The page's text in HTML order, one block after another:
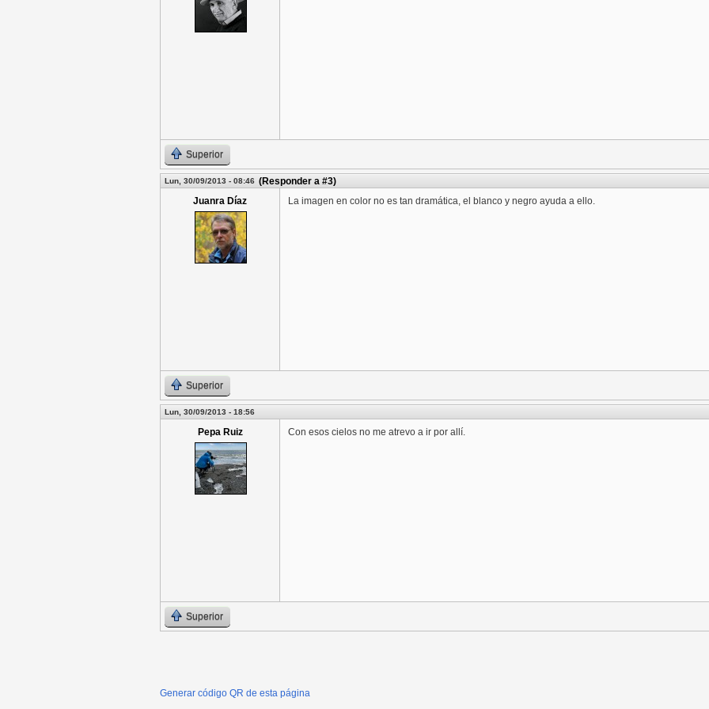
Superior
Lun, 30/09/2013 - 08:46 (Responder a #3)
Juanra Díaz
La imagen en color no es tan dramática, el blanco y negro ayuda a ello.
Superior
Lun, 30/09/2013 - 18:56
Pepa Ruiz Con esos cielos no me atrevo a ir por allí.
Superior
Generar código QR de esta página